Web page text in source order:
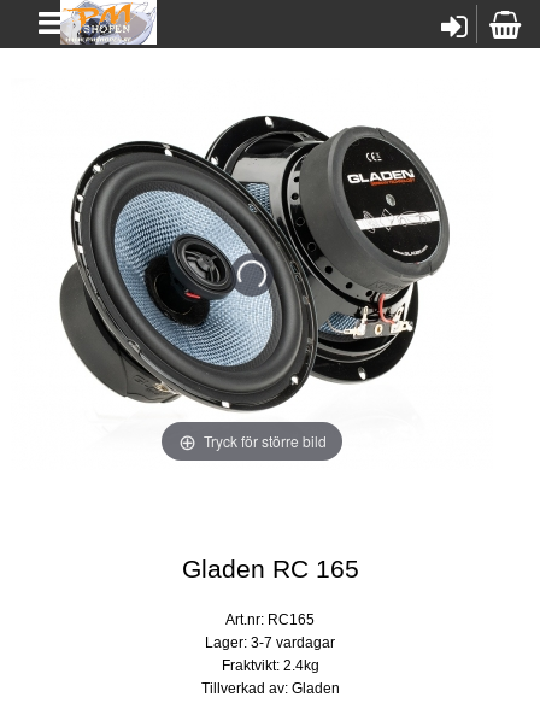
Tryck för större bild
Gladen RC 165
Art.nr: RC165
Lager: 3-7 vardagar
Fraktvikt: 2.4kg
Tillverkad av: Gladen